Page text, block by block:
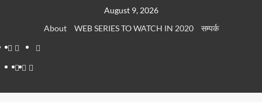
August 9, 2026
About
WEB SERIES TO WATCH IN 2020
सम्पर्क
About
WEB
SERIES
Dehradun
LifePlaces
सम्पर्क